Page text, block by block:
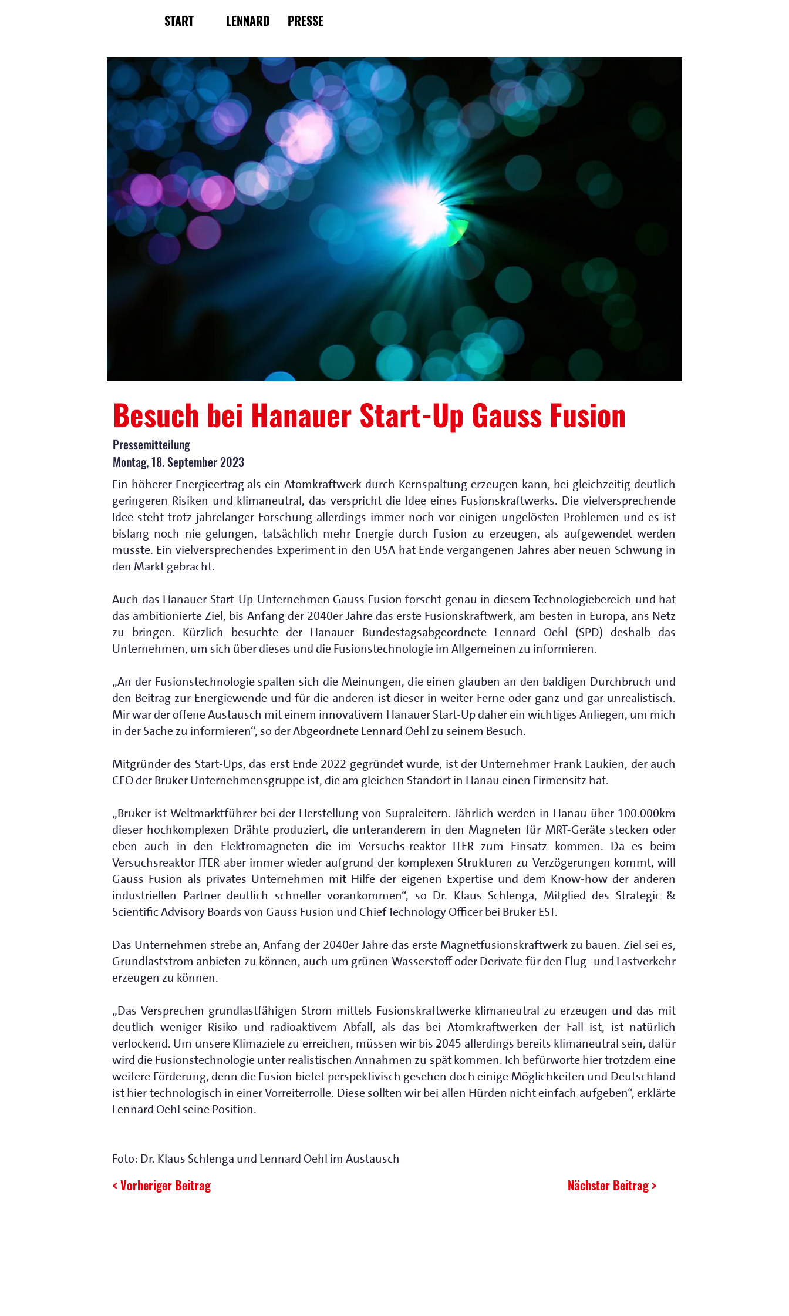
START LENNARD PRESSE
Besuch bei Hanauer Start-Up Gauss Fusion
Pressemitteilung
Montag, 18. September 2023
Ein höherer Energieertrag als ein Atomkraftwerk durch Kernspaltung erzeugen kann, bei gleichzeitig deutlich
geringeren Risiken und klimaneutral, das verspricht die Idee eines Fusionskraftwerks. Die vielversprechende
Idee steht trotz jahrelanger Forschung allerdings immer noch vor einigen ungelösten Problemen und es ist
bislang noch nie gelungen, tatsächlich mehr Energie durch Fusion zu erzeugen, als aufgewendet werden
musste. Ein vielversprechendes Experiment in den USA hat Ende vergangenen Jahres aber neuen Schwung in
den Markt gebracht.
Auch das Hanauer Start-Up-Unternehmen Gauss Fusion forscht genau in diesem Technologiebereich und hat
das ambitionierte Ziel, bis Anfang der 2040er Jahre das erste Fusionskraftwerk, am besten in Europa, ans Netz
zu bringen. Kürzlich besuchte der Hanauer Bundestagsabgeordnete Lennard Oehl (SPD) deshalb das
Unternehmen, um sich über dieses und die Fusionstechnologie im Allgemeinen zu informieren.
„An der Fusionstechnologie spalten sich die Meinungen, die einen glauben an den baldigen Durchbruch und
den Beitrag zur Energiewende und für die anderen ist dieser in weiter Ferne oder ganz und gar unrealistisch.
Mir war der offene Austausch mit einem innovativem Hanauer Start-Up daher ein wichtiges Anliegen, um mich
in der Sache zu informieren“, so der Abgeordnete Lennard Oehl zu seinem Besuch.
Mitgründer des Start-Ups, das erst Ende 2022 gegründet wurde, ist der Unternehmer Frank Laukien, der auch
CEO der Bruker Unternehmensgruppe ist, die am gleichen Standort in Hanau einen Firmensitz hat.
„Bruker ist Weltmarktführer bei der Herstellung von Supraleitern. Jährlich werden in Hanau über 100.000km
dieser hochkomplexen Drähte produziert, die unteranderem in den Magneten für MRT-Geräte stecken oder
eben auch in den Elektromagneten die im Versuchs-reaktor ITER zum Einsatz kommen. Da es beim
Versuchsreaktor ITER aber immer wieder aufgrund der komplexen Strukturen zu Verzögerungen kommt, will
Gauss Fusion als privates Unternehmen mit Hilfe der eigenen Expertise und dem Know-how der anderen
industriellen Partner deutlich schneller vorankommen“, so Dr. Klaus Schlenga, Mitglied des Strategic &
Scientific Advisory Boards von Gauss Fusion und Chief Technology Officer bei Bruker EST.
Das Unternehmen strebe an, Anfang der 2040er Jahre das erste Magnetfusionskraftwerk zu bauen. Ziel sei es,
Grundlaststrom anbieten zu können, auch um grünen Wasserstoff oder Derivate für den Flug- und Lastverkehr
erzeugen zu können.
„Das Versprechen grundlastfähigen Strom mittels Fusionskraftwerke klimaneutral zu erzeugen und das mit
deutlich weniger Risiko und radioaktivem Abfall, als das bei Atomkraftwerken der Fall ist, ist natürlich
verlockend. Um unsere Klimaziele zu erreichen, müssen wir bis 2045 allerdings bereits klimaneutral sein, dafür
wird die Fusionstechnologie unter realistischen Annahmen zu spät kommen. Ich befürworte hier trotzdem eine
weitere Förderung, denn die Fusion bietet perspektivisch gesehen doch einige Möglichkeiten und Deutschland
ist hier technologisch in einer Vorreiterrolle. Diese sollten wir bei allen Hürden nicht einfach aufgeben“, erklärte
Lennard Oehl seine Position.
Foto: Dr. Klaus Schlenga und Lennard Oehl im Austausch
< Vorheriger Beitrag Nächster Beitrag >